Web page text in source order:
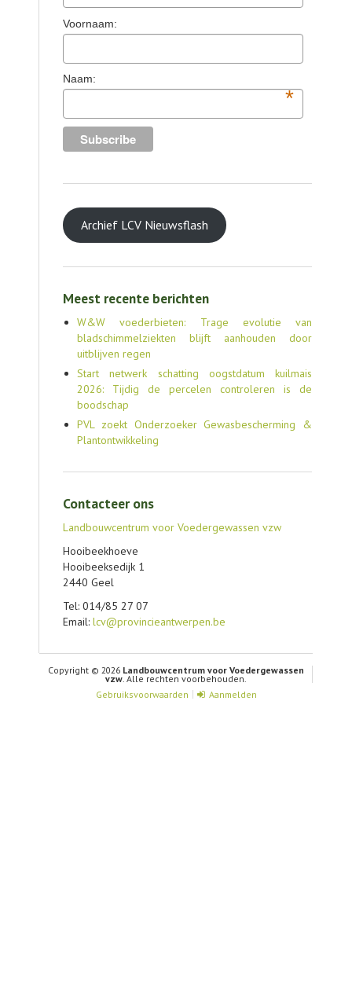
Voornaam:
Naam:
*
Archief LCV Nieuwsflash
Meest recente berichten
W&W voederbieten: Trage evolutie van
bladschimmelziekten blijft aanhouden door
uitblijven regen
Start netwerk schatting oogstdatum kuilmais
2026: Tijdig de percelen controleren is de
boodschap
PVL zoekt Onderzoeker Gewasbescherming &
Plantontwikkeling
Contacteer ons
Landbouwcentrum voor Voedergewassen vzw
Hooibeekhoeve
Hooibeeksedijk 1
2440 Geel
Tel: 014/85 27 07
Email: lcv@provincieantwerpen.be
Copyright © 2026 Landbouwcentrum voor Voedergewassen
vzw. Alle rechten voorbehouden.
Gebruiksvoorwaarden
Aanmelden